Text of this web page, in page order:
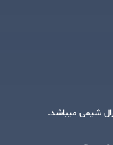
شیمی میباشد.